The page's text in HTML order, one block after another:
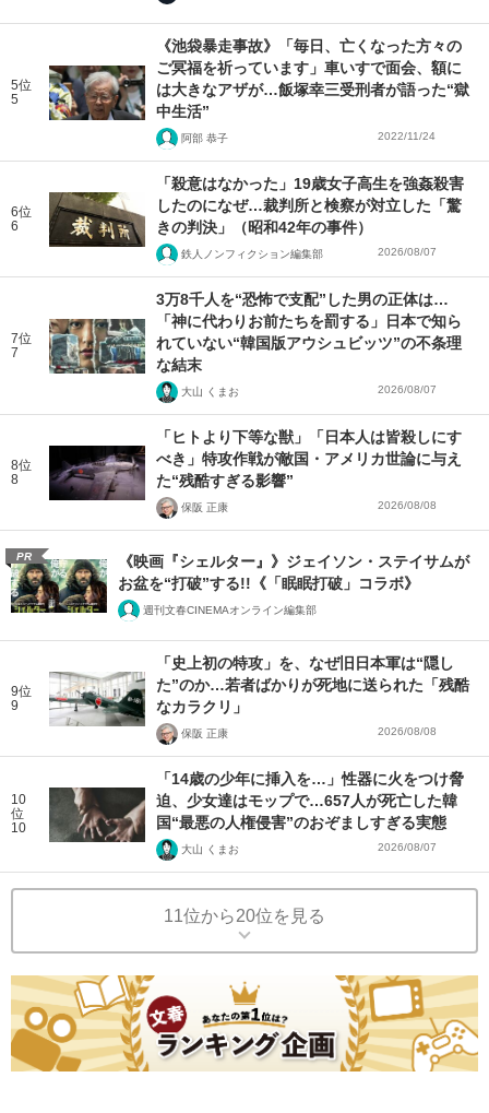
5位
5
《池袋暴走事故》「毎日、亡くなった方々の
ご冥福を祈っています」車いすで面会、額に
は大きなアザが…飯塚幸三受刑者が語った“獄
中生活”
阿部 恭子 2022/11/24
6位
6
「殺意はなかった」19歳女子高生を強姦殺害
したのになぜ…裁判所と検察が対立した「驚
きの判決」（昭和42年の事件）
鉄人ノンフィクション編集部 2026/08/07
7位
7
3万8千人を“恐怖で支配”した男の正体は…
「神に代わりお前たちを罰する」日本で知ら
れていない“韓国版アウシュビッツ”の不条理
な結末
大山 くまお 2026/08/07
8位
8
「ヒトより下等な獣」「日本人は皆殺しにす
べき」特攻作戦が敵国・アメリカ世論に与え
た“残酷すぎる影響”
保阪 正康 2026/08/08
PR
《映画『シェルター』》ジェイソン・ステイサムが
お盆を“打破”する!!《「眠眠打破」コラボ》
週刊文春CINEMAオンライン編集部
9位
9
「史上初の特攻」を、なぜ旧日本軍は“隠し
た”のか…若者ばかりが死地に送られた「残酷
なカラクリ」
保阪 正康 2026/08/08
10
位
10
「14歳の少年に挿入を…」性器に火をつけ脅
迫、少女達はモップで…657人が死亡した韓
国“最悪の人権侵害”のおぞましすぎる実態
大山 くまお 2026/08/07
11位から20位を見る